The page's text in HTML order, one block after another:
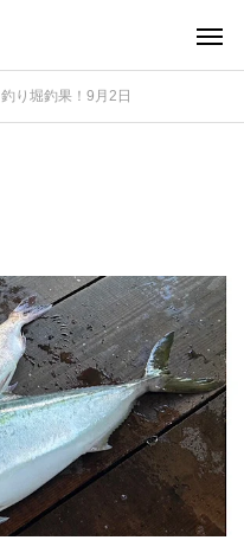
釣り堀釣果！9月2日